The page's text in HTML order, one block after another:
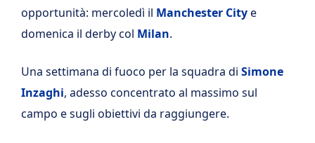
opportunità: mercoledì il Manchester Citye
domenica il derby col Milan.
Una settimana di fuoco per la squadra di Simone
Inzaghi, adesso concentrato al massimo sul
campo e sugli obiettivi da raggiungere.